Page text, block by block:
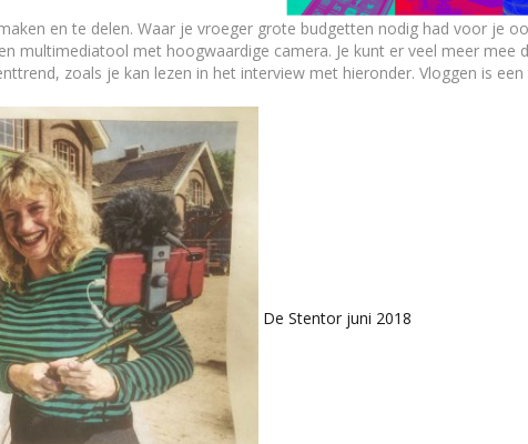
en te delen. Waar je vroeger grote budgetten nodig had voor je
multimediatool met hoogwaardige camera. Je kunt er veel meer mee
zoals je kan lezen in het interview met hieronder. Vloggen is
De Stentor juni 2018